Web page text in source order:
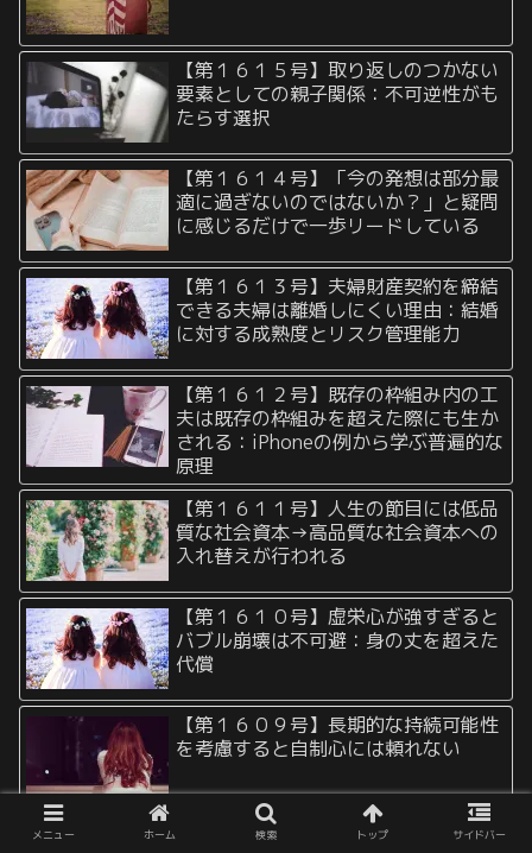
【第１６１５号】取り返しのつかない
要素としての親子関係：不可逆性がも
たらす選択
【第１６１４号】「今の発想は部分最
適に過ぎないのではないか？」と疑問
に感じるだけで一歩リードしている
【第１６１３号】夫婦財産契約を締結
できる夫婦は離婚しにくい理由：結婚
に対する成熟度とリスク管理能力
【第１６１２号】既存の枠組み内の工
夫は既存の枠組みを超えた際にも生か
される：iPhoneの例から学ぶ普遍的な
原理
【第１６１１号】人生の節目には低品
質な社会資本→高品質な社会資本への
入れ替えが行われる
【第１６１０号】虚栄心が強すぎると
バブル崩壊は不可避：身の丈を超えた
代償
【第１６０９号】長期的な持続可能性
を考慮すると自制心には頼れない
【第１６０８号】表面的なブランドや
メニュー ホーム 検索 トップ サイドバー